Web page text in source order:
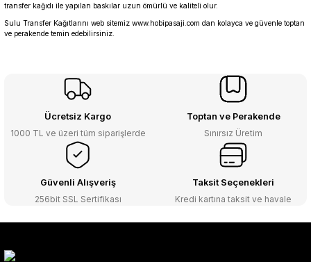
transfer kağıdı ile yapılan baskılar uzun ömürlü ve kaliteli olur.
Sulu Transfer Kağıtlarını web sitemiz www.hobipasaji.com dan kolayca ve güvenle toptan
ve perakende temin edebilirsiniz.
Ücretsiz Kargo
1000 TL ve üzeri tüm siparişlerde
Toptan ve Perakende
Sınırsız Üretim
Güvenli Alışveriş
256bit SSL Sertifikası
Taksit Seçenekleri
Kredi kartına taksit ve havale